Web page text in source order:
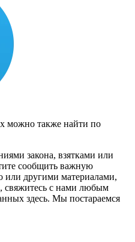
можно также найти по
закона, взятками или
сообщить важную
или другими материалами,
с нами любым
здесь. Мы постараемся